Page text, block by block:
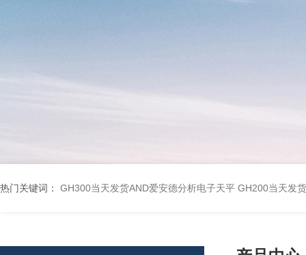
热门关键词： GH300当天发货AND爱安德分析电子天平 GH200当天发